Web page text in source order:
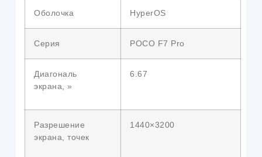
Оболочка HyperOS
Серия POCO F7 Pro
Диагональ
экрана, »
6.67
Разрешение
экрана, точек
1440×3200